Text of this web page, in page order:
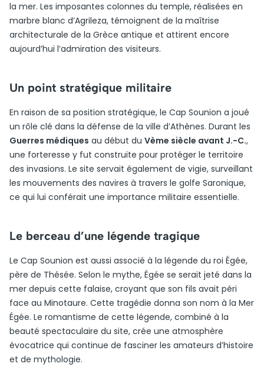
la mer. Les imposantes colonnes du temple, réalisées en
marbre blanc d’Agrileza, témoignent de la maîtrise
architecturale de la Grèce antique et attirent encore
aujourd’hui l’admiration des visiteurs.
Un point stratégique militaire
En raison de sa position stratégique, le Cap Sounion a joué
un rôle clé dans la défense de la ville d’Athènes. Durant les
Guerres médiques au début du Vème siècle avant J.-C.,
une forteresse y fut construite pour protéger le territoire
des invasions. Le site servait également de vigie, surveillant
les mouvements des navires à travers le golfe Saronique,
ce qui lui conférait une importance militaire essentielle.
Le berceau d’une légende tragique
Le Cap Sounion est aussi associé à la légende du roi Égée,
père de Thésée. Selon le mythe, Égée se serait jeté dans la
mer depuis cette falaise, croyant que son fils avait péri
face au Minotaure. Cette tragédie donna son nom à la Mer
Égée. Le romantisme de cette légende, combiné à la
beauté spectaculaire du site, crée une atmosphère
évocatrice qui continue de fasciner les amateurs d’histoire
et de mythologie.